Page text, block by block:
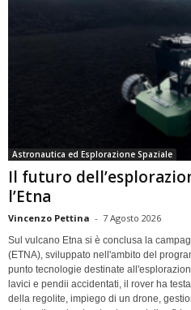
Astronautica ed Esplorazione Spaziale
Il futuro
l’Etna
Vincenzo Pettina - 7 Agosto 2026
Sul vulcano Etna si è conclusa la
(ETNA), sviluppato nell'ambito del
punto tecnologie destinate
lavici e pendii accidentati, il rover ha
della regolite, impiego di un drone,